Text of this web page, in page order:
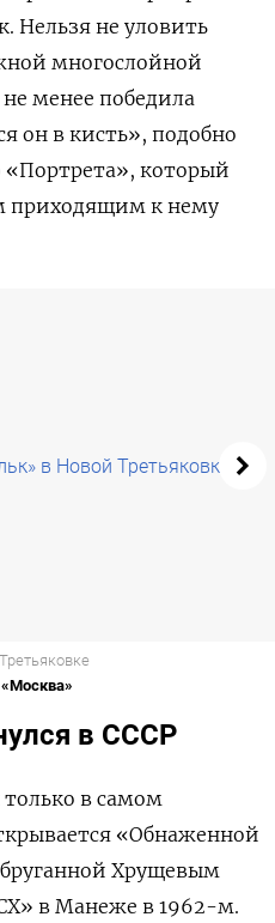
Нельзя не уловить
многослойной
менее победила
он в кисть», подобно
«Портрета», который
приходящим к нему
в СССР
в самом
«Обнаженной
Хрущевым
в Манеже в 1962-м.